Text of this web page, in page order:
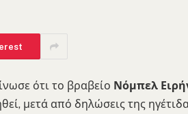
ότι το βραβείο Νόμπελ
μετά από δηλώσεις της